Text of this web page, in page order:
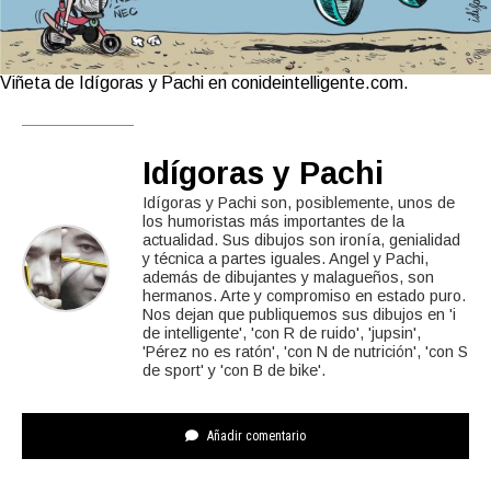
Viñeta de Idígoras y Pachi en conideintelligente.com.
Idígoras y Pachi
Idígoras y Pachi son, posiblemente, unos de
los humoristas más importantes de la
actualidad. Sus dibujos son ironía, genialidad
y técnica a partes iguales. Angel y Pachi,
además de dibujantes y malagueños, son
hermanos. Arte y compromiso en estado puro.
Nos dejan que publiquemos sus dibujos en 'i
de intelligente', 'con R de ruido', 'jupsin',
'Pérez no es ratón', 'con N de nutrición', 'con S
de sport' y 'con B de bike'.
Añadir comentario